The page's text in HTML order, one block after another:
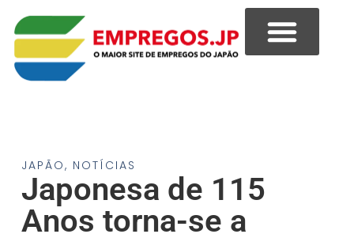
JAPÃO, NOTÍCIAS
Japonesa de 115
Anos torna-se a